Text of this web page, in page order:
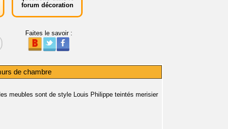
forum décoration
Faites le savoir :
de chambre
meubles sont de style Louis Philippe teintés merisier